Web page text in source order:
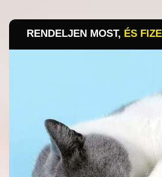
RENDELJEN MOST, ÉS